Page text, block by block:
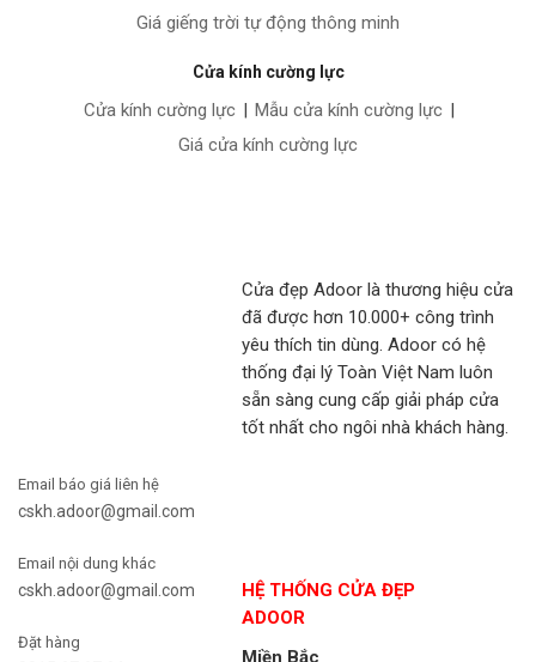
Giá giếng trời tự động thông minh
Cửa kính cường lực
Cửa kính cường lực | Mẫu cửa kính cường lực |
Giá cửa kính cường lực
Email báo giá liên hệ
cskh.adoor@gmail.com
Email nội dung khác
cskh.adoor@gmail.com
Đặt hàng
Cửa đẹp Adoor là thương hiệu cửa
đã được hơn 10.000+ công trình
yêu thích tin dùng. Adoor có hệ
thống đại lý Toàn Việt Nam luôn
sẵn sàng cung cấp giải pháp cửa
tốt nhất cho ngôi nhà khách hàng.
HỆ THỐNG CỬA ĐẸP
ADOOR
Miền Bắc